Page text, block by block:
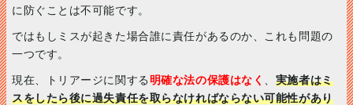
に防ぐことは不可能です。
ではもしミスが起きた場合誰に責任があるのか、これも問題の
一つです。
現在、トリアージに関する 明確な法の保護はなく
実施者はミ
スをしたら後に過失責任を取らなければならない可能性があり